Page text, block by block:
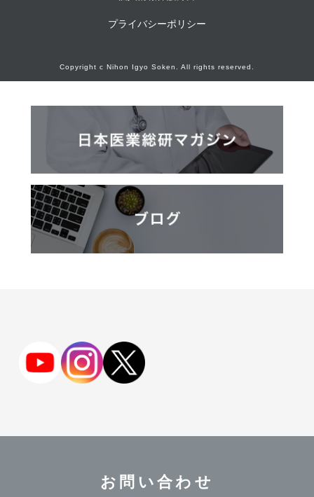
プライバシーポリシー
Copyright c Nihon Igyo Soken. All rights reserved.
お問い合わせ